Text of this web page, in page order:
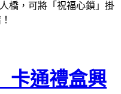
橋，可將「祝福心鎖」掛
卡通禮盒興